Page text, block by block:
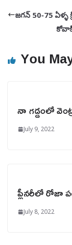
జగన్ 50-75
You
నా గడ్డంలో
July 9, 2022
ప్లీనరీలో రోజా
July 8, 2022